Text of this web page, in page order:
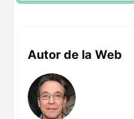
Autor de la Web